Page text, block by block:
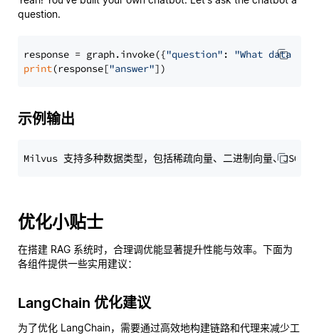
question.
response = graph.invoke({"question" : "What data
print(response["answer"
示例输出
优化小贴士
在搭建 RAG 系统时，合理调优能显著提升性能与效率。下面为
各组件提供一些实用建议：
LangChain 优化建议
为了优化 LangChain，需要通过高效地构建链路和代理来减少工